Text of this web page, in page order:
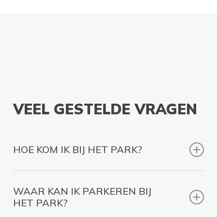
VEEL GESTELDE VRAGEN
HOE KOM IK BIJ HET PARK?
WAAR KAN IK PARKEREN BIJ
HET PARK?